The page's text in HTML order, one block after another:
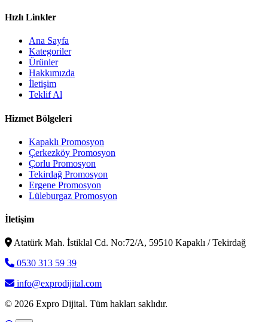
Hızlı Linkler
Ana Sayfa
Kategoriler
Ürünler
Hakkımızda
İletişim
Teklif Al
Hizmet Bölgeleri
Kapaklı Promosyon
Çerkezköy Promosyon
Çorlu Promosyon
Tekirdağ Promosyon
Ergene Promosyon
Lüleburgaz Promosyon
İletişim
Atatürk Mah. İstiklal Cd. No:72/A, 59510 Kapaklı / Tekirdağ
0530 313 59 39
info@exprodijital.com
© 2026 Expro Dijital. Tüm hakları saklıdır.